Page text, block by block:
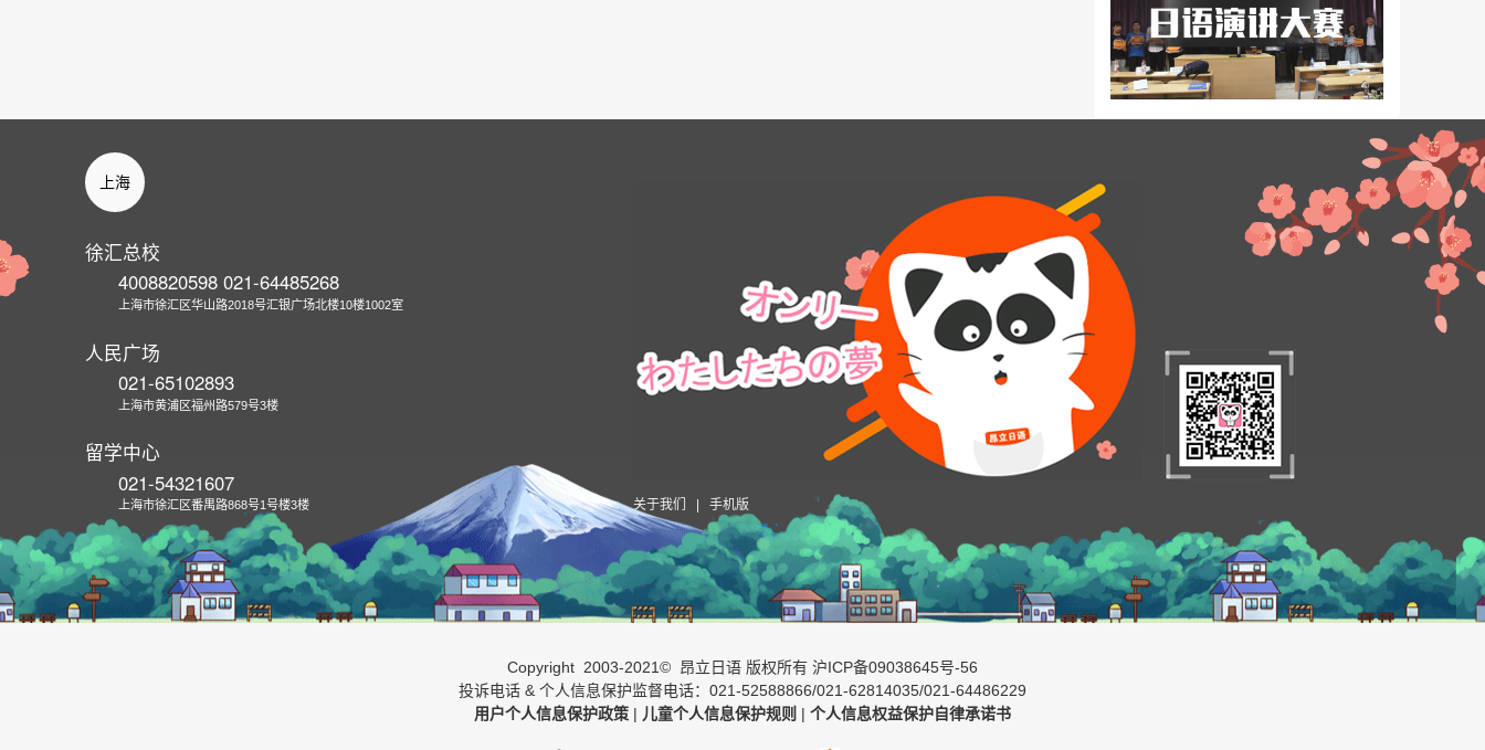
上海
徐汇总校
4008820598 021-64485268
上海市徐汇区华山路2018号汇银广场北楼10楼1002室
人民广场
021-65102893
上海市黄浦区福州路579号3楼
留学中心
021-54321607
上海市徐汇区番禺路868号1号楼3楼 关于我们 手机版
Copyright 2003-2021© 昂立日语 版权所有 沪ICP备09038645号-56
投诉电话 & 个人信息保护监督电话：021-52588866/021-62814035/021-64486229
用户个人信息保护政策 | 儿童个人信息保护规则 | 个人信息权益保护自律承诺书